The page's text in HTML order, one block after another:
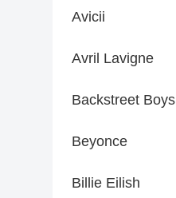
Avicii
Avril Lavigne
Backstreet Boys
Beyonce
Billie Eilish